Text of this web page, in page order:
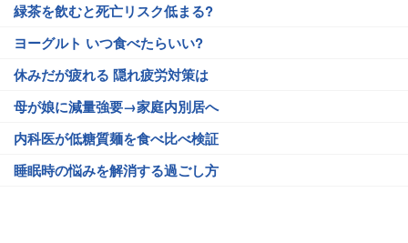
緑茶を飲むと死亡リスク低まる?
ヨーグルト いつ食べたらいい?
休みだが疲れる 隠れ疲労対策は
母が娘に減量強要→家庭内別居へ
内科医が低糖質麺を食べ比べ検証
睡眠時の悩みを解消する過ごし方